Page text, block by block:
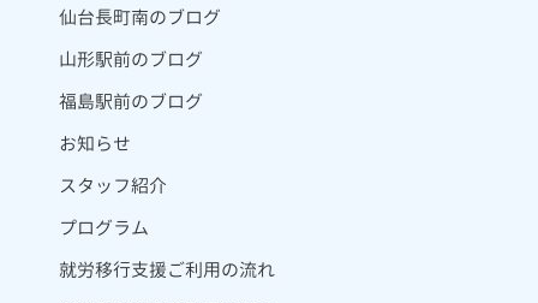
仙台長町南のブログ
山形駅前のブログ
福島駅前のブログ
お知らせ
スタッフ紹介
プログラム
就労移行支援ご利用の流れ